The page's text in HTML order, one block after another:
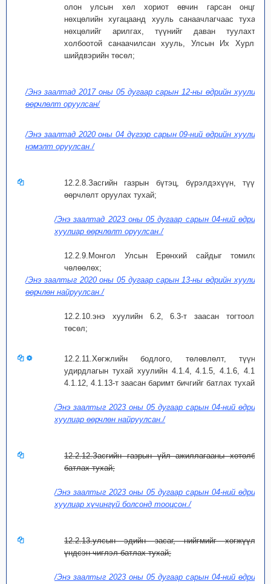
олон улсын хөл хориот өвчин гарсан онцгой
нөхцөлийн хугацаанд хууль санаачлагчаас тухайн
нөхцөлийг арилгах, түүнийг даван туулахтай
холбоотой санаачилсан хууль, Улсын Их Хурлын
шийдвэрийн төсөл;
/Энэ заалтад 2017 оны 05 дугаар сарын 12-ны өдрийн хуулиар
өөрчлөлт оруулсан/
/Энэ заалтад 2020 оны 04 дүгээр сарын 09-ний өдрийн хуулиар
нэмэлт оруулсан./
12.2.8.Засгийн газрын бүтэц, бүрэлдэхүүн, түүнд
өөрчлөлт оруулах тухай;
/Энэ заалтад 2023 оны 05 дугаар сарын 04-ний өдрийн
хуулиар өөрчлөлт оруулсан./
12.2.9.Монгол Улсын Ерөнхий сайдыг томилох,
чөлөөлөх;
/Энэ заалтыг 2020 оны 05 дугаар сарын 13-ны өдрийн хуулиар
өөрчлөн найруулсан./
12.2.10.энэ хуулийн 6.2, 6.3-т заасан тогтоолын
төсөл;
12.2.11.Хөгжлийн бодлого, төлөвлөлт, түүний
удирдлагын тухай хуулийн 4.1.4, 4.1.5, 4.1.6, 4.1.8,
4.1.12, 4.1.13-т заасан баримт бичгийг батлах тухай;
/Энэ заалтыг 2023 оны 05 дугаар сарын 04-ний өдрийн
хуулиар өөрчлөн найруулсан./
12.2.12.Засгийн газрын үйл ажиллагааны хөтөлбөр
батлах тухай;
/Энэ заалтыг 2023 оны 05 дугаар сарын 04-ний өдрийн
хуулиар хүчингүй болсонд тооцсон./
12.2.13.улсын эдийн засаг, нийгмийг хөгжүүлэх
үндсэн чиглэл батлах тухай;
/Энэ заалтыг 2023 оны 05 дугаар сарын 04-ний өдрийн